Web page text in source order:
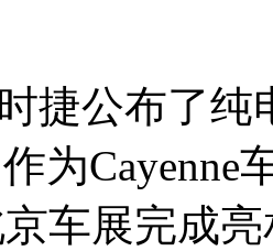
捷公布了纯
为Cayenne
车展完成